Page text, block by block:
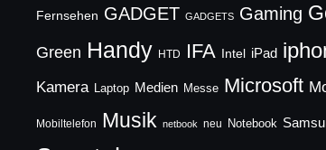
Fernsehen GADGET GADGETS Gaming
Green Handy HTD IFA Intel iPad
Kamera Laptop Medien Messe Microsoft
Mobiltelefon Musik netbook neu Notebook